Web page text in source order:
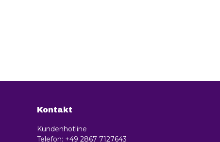
Kontakt
Kundenhotline
Telefon: +49 2867 7127643